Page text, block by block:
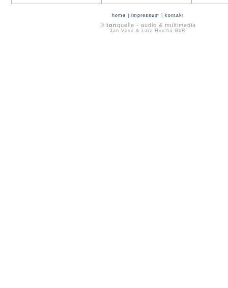
home impressum kontakt
© tonquelle - audio & multimedia
Jan Voss & Lutz Hincha GbR